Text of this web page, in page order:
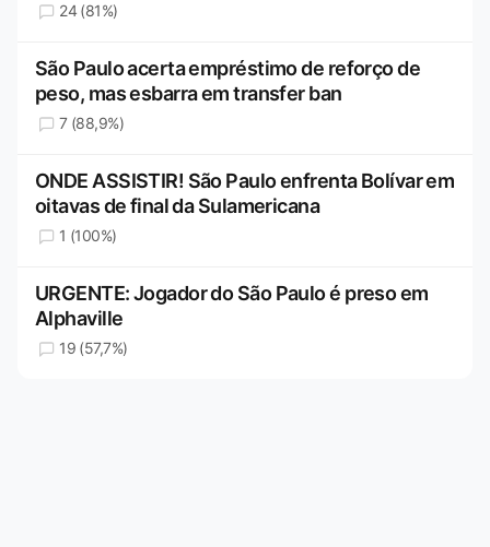
24 (81%)
São Paulo acerta empréstimo de reforço de
peso, mas esbarra em transfer ban
7 (88,9%)
ONDE ASSISTIR! São Paulo enfrenta Bolívar em
oitavas de final da Sulamericana
1 (100%)
URGENTE: Jogador do São Paulo é preso em
Alphaville
19 (57,7%)